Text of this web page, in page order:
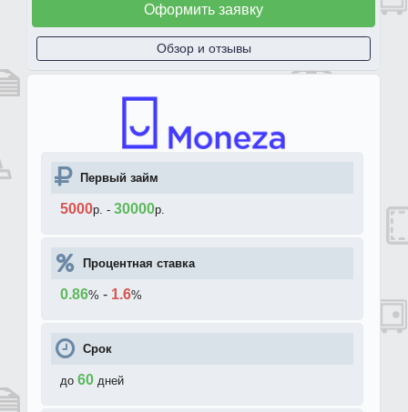
Оформить заявку
Обзор и отзывы
Первый займ
5000р. - 30000р.
Процентная ставка
0.86% - 1.6%
Срок
до 60 дней